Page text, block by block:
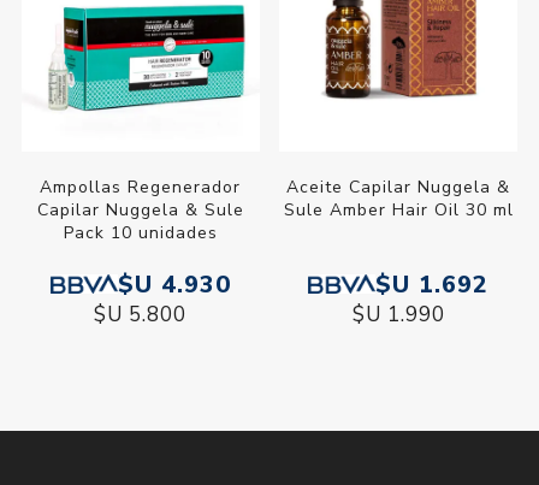
Ampollas Regenerador
Capilar Nuggela & Sule
Pack 10 unidades
$U 4.930
$U 5.800
Aceite Capilar Nuggela &
Sule Amber Hair Oil 30 ml
$U 1.692
$U 1.990